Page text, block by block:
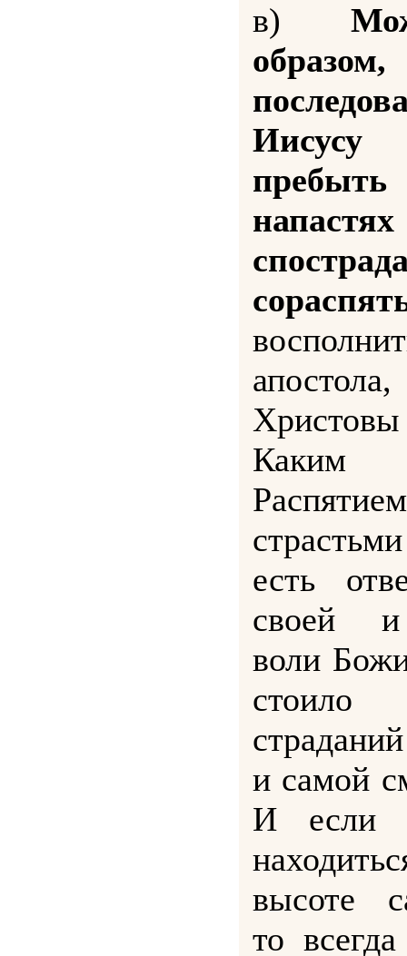
в)
Каким
есть
своей и
воли
и самой
И если
высоте
то